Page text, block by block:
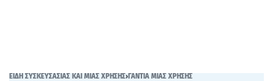
ΕΙΔΗ ΣΥΣΚΕΥΣΑΣΙΑΣ ΚΑΙ ΜΙΑΣ ΧΡΗΣΗΣ›ΓΑΝΤΙΑ ΜΙΑΣ ΧΡΗΣΗΣ